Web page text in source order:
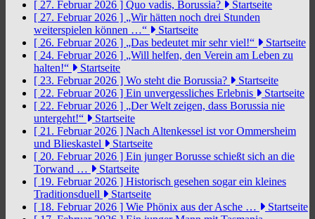
[ 27. Februar 2026 ] Quo vadis, Borussia?
Startseite
[ 27. Februar 2026 ] „Wir hätten noch drei Stunden
weiterspielen können …“
Startseite
[ 26. Februar 2026 ] „Das bedeutet mir sehr viel!“
Startseite
[ 24. Februar 2026 ] „Will helfen, den Verein am Leben zu
halten!“
Startseite
[ 23. Februar 2026 ] Wo steht die Borussia?
Startseite
[ 22. Februar 2026 ] Ein unvergessliches Erlebnis
Startseite
[ 22. Februar 2026 ] „Der Welt zeigen, dass Borussia nie
untergeht!“
Startseite
[ 21. Februar 2026 ] Nach Altenkessel ist vor Ommersheim
und Blieskastel
Startseite
[ 20. Februar 2026 ] Ein junger Borusse schießt sich an die
Torwand …
Startseite
[ 19. Februar 2026 ] Historisch gesehen sogar ein kleines
Traditionsduell
Startseite
[ 18. Februar 2026 ] Wie Phönix aus der Asche …
Startseite